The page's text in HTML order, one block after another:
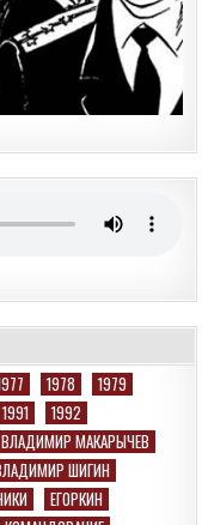
1978
1979
1991
1992
ВЛАДИМИР МАКАРЫЧЕВ
ШИГИН
ЕГОРКИН